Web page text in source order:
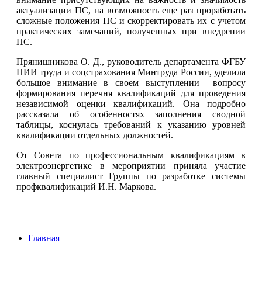
актуализации ПС, на возможность еще раз проработать
сложные положения ПС и скорректировать их с учетом
практических замечаний, полученных при внедрении
ПС.
Прянишникова О. Д., руководитель департамента ФГБУ
НИИ труда и соцстрахования Минтруда России, уделила
большое внимание в своем выступлении вопросу
формирования перечня квалификаций для проведения
независимой оценки квалификаций. Она подробно
рассказала об особенностях заполнения сводной
таблицы, коснулась требований к указанию уровней
квалификации отдельных должностей.
От Совета по профессиональным квалификациям в
электроэнергетике в мероприятии приняла участие
главный специалист Группы по разработке системы
профквалификаций И.Н. Маркова.
Главная